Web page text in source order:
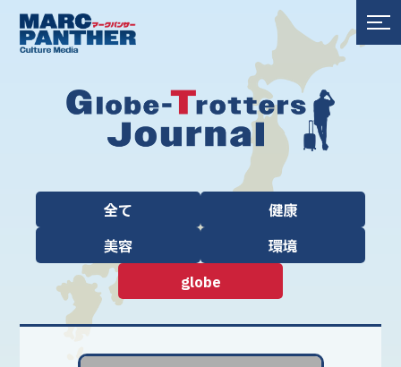
全て
健康
美容
環境
globe